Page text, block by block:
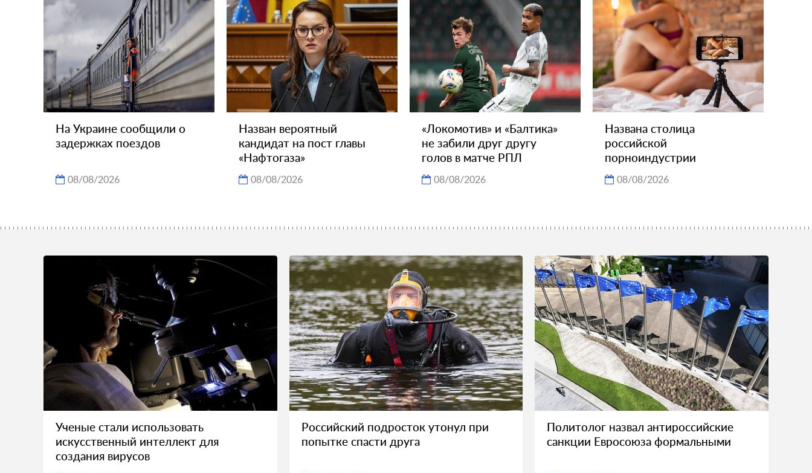
На Украине сообщили о
задержках поездов
08/08/2026
Назван вероятный
кандидат на пост главы
«Нафтогаза»
08/08/2026
«Локомотив» и «Балтика»
не забили друг другу
голов в матче РПЛ
08/08/2026
Названа столица
российской
порноиндустрии
08/08/2026
Ученые стали использовать
искусственный интеллект для
создания вирусов
Российский подросток утонул при
попытке спасти друга
Политолог назвал антироссийские
санкции Евросоюза формальными